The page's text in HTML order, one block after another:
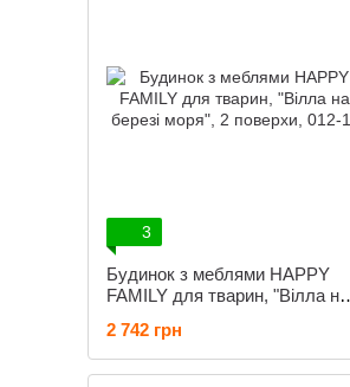
3
Будинок з меблями HAPPY
FAMILY для тварин, "Вілла на
2 742 грн